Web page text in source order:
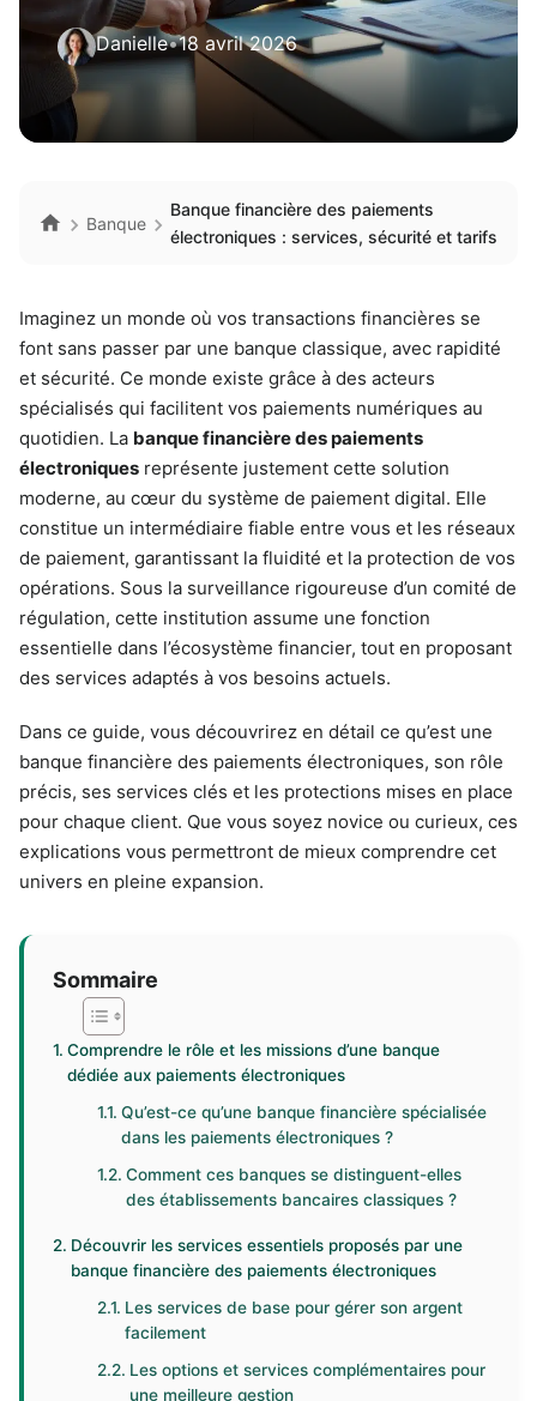
Danielle•18 avril 2026
Banque
Banque financière des paiements
électroniques : services, sécurité et tarifs
Imaginez un monde où vos transactions financières se
font sans passer par une banque classique, avec rapidité
et sécurité. Ce monde existe grâce à des acteurs
spécialisés qui facilitent vos paiements numériques au
quotidien. La banque financière des paiements
électroniques représente justement cette solution
moderne, au cœur du système de paiement digital. Elle
constitue un intermédiaire fiable entre vous et les réseaux
de paiement, garantissant la fluidité et la protection de vos
opérations. Sous la surveillance rigoureuse d’un comité de
régulation, cette institution assume une fonction
essentielle dans l’écosystème financier, tout en proposant
des services adaptés à vos besoins actuels.
Dans ce guide, vous découvrirez en détail ce qu’est une
banque financière des paiements électroniques, son rôle
précis, ses services clés et les protections mises en place
pour chaque client. Que vous soyez novice ou curieux, ces
explications vous permettront de mieux comprendre cet
univers en pleine expansion.
Sommaire
Comprendre le rôle et les missions d’une banque
dédiée aux paiements électroniques
Qu’est-ce qu’une banque financière spécialisée
dans les paiements électroniques ?
Comment ces banques se distinguent-elles
des établissements bancaires classiques ?
Découvrir les services essentiels proposés par une
banque financière des paiements électroniques
Les services de base pour gérer son argent
facilement
Les options et services complémentaires pour
une meilleure gestion